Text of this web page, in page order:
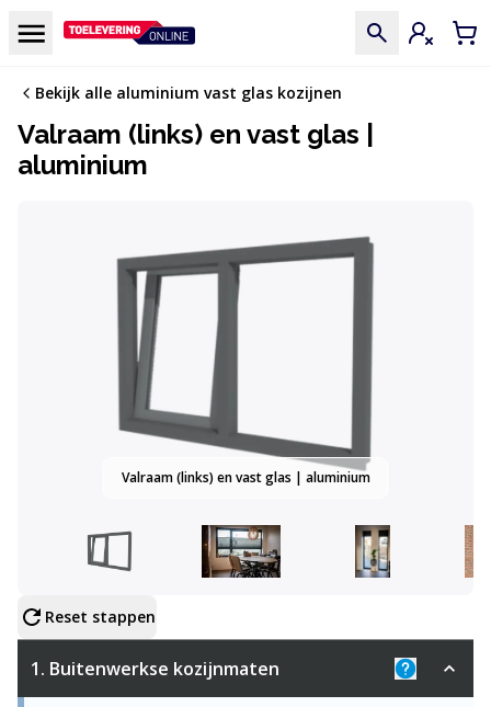
Menu Inloggen
Bekijk alle aluminium vast glas kozijnen
Valraam (links) en vast glas |
aluminium
Valraam (links) en vast glas | aluminium
Configureer product
Reset stappen
1. Buitenwerkse kozijnmaten
Uitleg: De